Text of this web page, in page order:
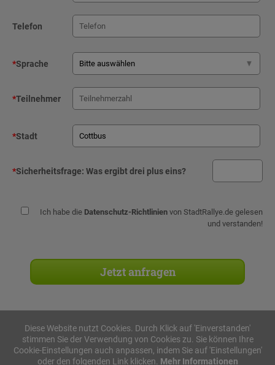
Telefon
*Sprache
*Teilnehmer
*Stadt
*Sicherheitsfrage: Was ergibt drei plus eins?
Ich habe die Datenschutz-Richtlinien von StadtRallye.de gelesen
und verstanden!
Stadtrallyes
iPad Rallye
Diese Website nutzt Cookies. Durch Klick auf 'Einverstanden'
stimmen Sie der Verwendung von Cookies zu. Sie können Ihre
Cookie-Einstellungen auch anpassen, indem Sie auf 'Einstellungen'
oder den folgenden Link klicken. Mehr Informationen